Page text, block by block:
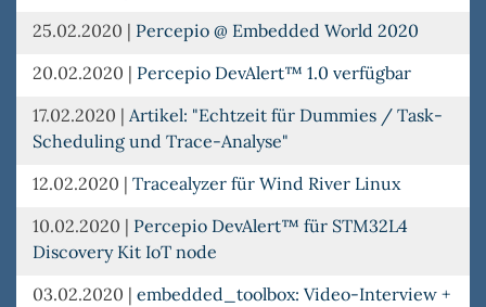
25.02.2020 | Percepio @ Embedded World 2020
20.02.2020 | Percepio DevAlert™ 1.0 verfügbar
17.02.2020 | Artikel: "Echtzeit für Dummies / Task-
Scheduling und Trace-Analyse"
12.02.2020 | Tracealyzer für Wind River Linux
10.02.2020 | Percepio DevAlert™ für STM32L4
Discovery Kit IoT node
03.02.2020 | embedded_toolbox: Video-Interview +